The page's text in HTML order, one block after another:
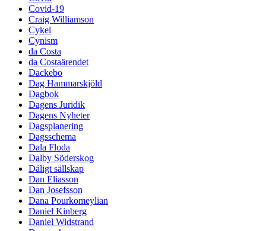
Covid-19
Craig Williamson
Cykel
Cynism
da Costa
da Costaärendet
Dackebo
Dag Hammarskjöld
Dagbok
Dagens Juridik
Dagens Nyheter
Dagsplanering
Dagsschema
Dala Floda
Dalby Söderskog
Dåligt sällskap
Dan Eliasson
Dan Josefsson
Dana Pourkomeylian
Daniel Kinberg
Daniel Widstrand